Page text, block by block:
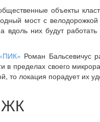
объекты
мост с
а вдоль них будут
Роман Бальсевичус
в пределах своего
то локация порадует их
ЖК